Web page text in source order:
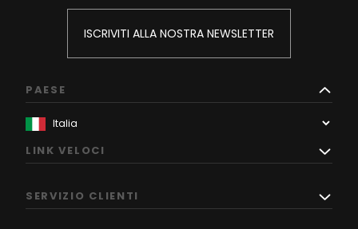
ISCRIVITI ALLA NOSTRA NEWSLETTER
PAESE
LINK VELOCI
SERVIZIO CLIENTI